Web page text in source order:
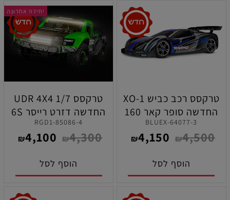
טרקסס רכב כביש XO-1
החדשה סופר קאר 160
קמ"ש בצבע כחול
64077-3-BLUEX
₪4,500
₪4,150
הוסף לסל
יחידה אחרונה
טרקסס UDR 4X4 1/7
החדשה דזרט רייסר 6S
בראשלס ירוקה כולל
תאורה
85086-4-RGD1
₪4,300
₪4,100
הוסף לסל